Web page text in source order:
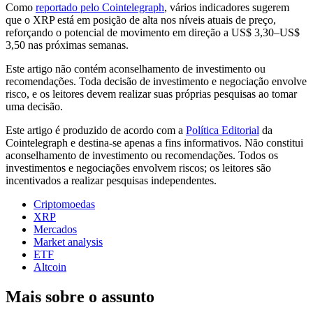
Como reportado pelo Cointelegraph, vários indicadores sugerem
que o XRP está em posição de alta nos níveis atuais de preço,
reforçando o potencial de movimento em direção a US$ 3,30–US$
3,50 nas próximas semanas.
Este artigo não contém aconselhamento de investimento ou
recomendações. Toda decisão de investimento e negociação envolve
risco, e os leitores devem realizar suas próprias pesquisas ao tomar
uma decisão.
Este artigo é produzido de acordo com a Política Editorial da
Cointelegraph e destina-se apenas a fins informativos. Não constitui
aconselhamento de investimento ou recomendações. Todos os
investimentos e negociações envolvem riscos; os leitores são
incentivados a realizar pesquisas independentes.
Criptomoedas
XRP
Mercados
Market analysis
ETF
Altcoin
Mais sobre o assunto